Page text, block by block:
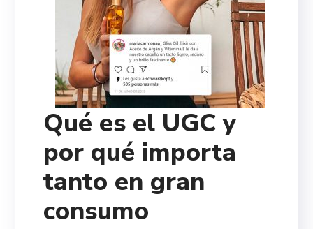
Qué es el UGC y
por qué importa
tanto en gran
consumo